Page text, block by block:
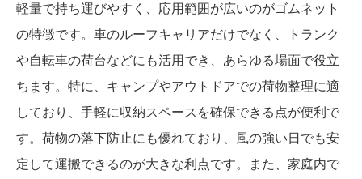
軽量で持ち運びやすく、応用範囲が広いのがゴムネット
の特徴です。車のルーフキャリアだけでなく、トランク
や自転車の荷台などにも活用でき、あらゆる場面で役立
ちます。特に、キャンプやアウトドアでの荷物整理に適
しており、手軽に収納スペースを確保できる点が便利で
す。荷物の落下防止にも優れており、風の強い日でも安
定して運搬できるのが大きな利点です。また、家庭内で